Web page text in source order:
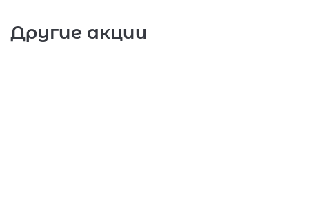
Другие акции